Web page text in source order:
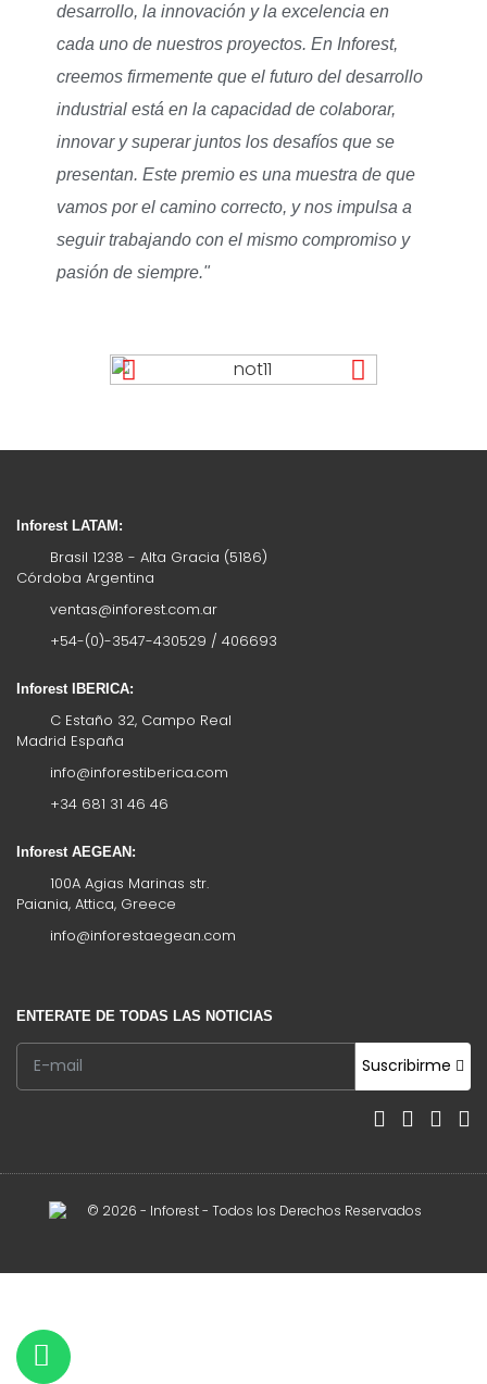
desarrollo, la innovación y la excelencia en
cada uno de nuestros proyectos. En Inforest,
creemos firmemente que el futuro del desarrollo
industrial está en la capacidad de colaborar,
innovar y superar juntos los desafíos que se
presentan. Este premio es una muestra de que
vamos por el camino correcto, y nos impulsa a
seguir trabajando con el mismo compromiso y
pasión de siempre."
Inforest LATAM:
Brasil 1238 - Alta Gracia (5186)
Córdoba Argentina
ventas@inforest.com.ar
+54-(0)-3547-430529 / 406693
Inforest IBERICA:
C Estaño 32, Campo Real
Madrid España
info@inforestiberica.com
+34 681 31 46 46
Inforest AEGEAN:
100A Agias Marinas str.
Paiania, Attica, Greece
info@inforestaegean.com
ENTERATE DE TODAS LAS NOTICIAS
Suscribirme
© 2026 - Inforest - Todos los Derechos Reservados